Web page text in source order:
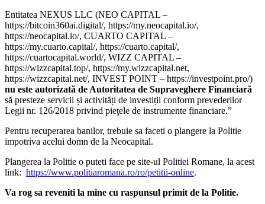
Entitatea NEXUS LLC (NEO CAPITAL –
https://bitcoin360ai.digital/, https://my.neocapital.io/,
https://neocapital.io/, CUARTO CAPITAL –
https://my.cuarto.capital/, https://cuarto.capital/,
https://cuartocapital.world/, WIZZ CAPITAL –
https://wizzcapital.top/, https://my.wizzcapital.net,
https://wizzcapital.net/, INVEST POINT – https://investpoint.pro/)
nu este autorizată de Autoritatea de Supraveghere Financiară
să presteze servicii și activități de investiții conform prevederilor
Legii nr. 126/2018 privind pieţele de instrumente financiare.”
Pentru recuperarea banilor, trebuie sa faceti o plangere la Politie
impotriva acelui domn de la Neocapital.
Plangerea la Politie o puteti face pe site-ul Politiei Romane, la acest
link: https://www.politiaromana.ro/ro/petitii-online.
Va rog sa reveniti la mine cu raspunsul primit de la Politie.